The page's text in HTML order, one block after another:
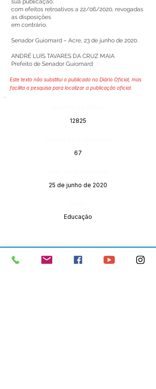
sua publicação,
com efeitos retroativos a 22/06/2020, revogadas
as disposições
em contrário.
Senador Guiomard – Acre, 23 de junho de 2020.
ANDRÉ LUÍS TAVARES DA CRUZ MAIA
Prefeito de Senador Guiomard
Este texto não substitui o publicado no Diário Oficial, mas
facilita a pesquisa para localizar a publicação oficial.
12825
67
25 de junho de 2020
Educação